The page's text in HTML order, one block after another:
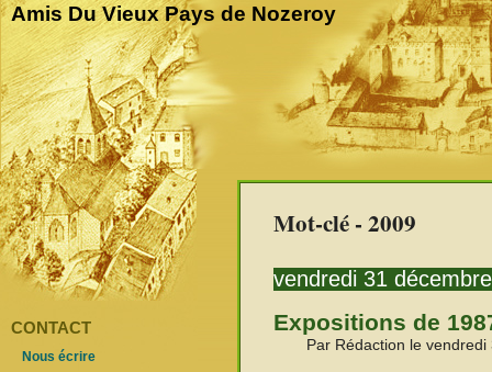
Amis Du Vieux Pays de Nozeroy
Mot-clé - 2009
vendredi 31
Expositions de
Par Rédaction le
CONTACT
Nous écrire